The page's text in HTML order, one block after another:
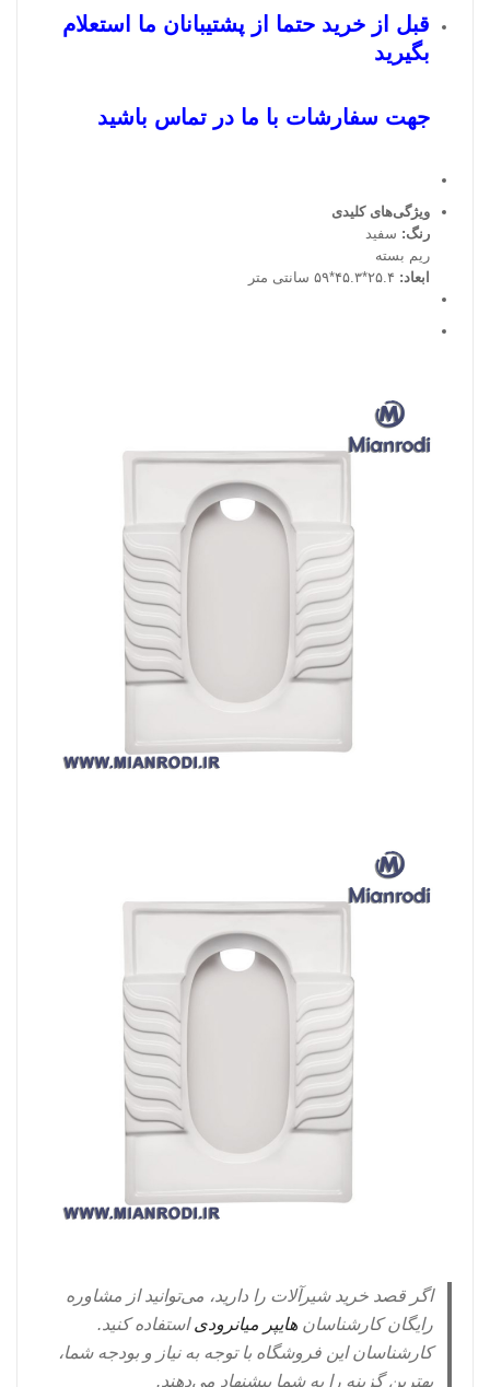
قبل از خرید حتما از پشتیبانان ما استعلام
بگیرید
جهت سفارشات با ما در تماس باشید
ویژگی‌های کلیدی
رنگ: سفید
ریم بسته
ابعاد:
اگر قصد خرید شیرآلات را دارید، می‌توانید از مشاوره
رایگان کارشناسان هایپر میانرودیاستفاده کنید.
کارشناسان این فروشگاه با توجه به نیاز و بودجه شما،
بهترین گزینه را به شما پیشنهاد می‌دهند.